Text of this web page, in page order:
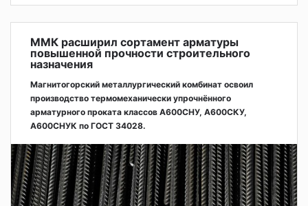
ММК расширил сортамент арматуры
повышенной прочности строительного
назначения
Магнитогорский металлургический комбинат освоил
производство термомеханически упрочнённого
арматурного проката классов А600СНУ, А600СКУ,
А600СНУК по ГОСТ 34028.